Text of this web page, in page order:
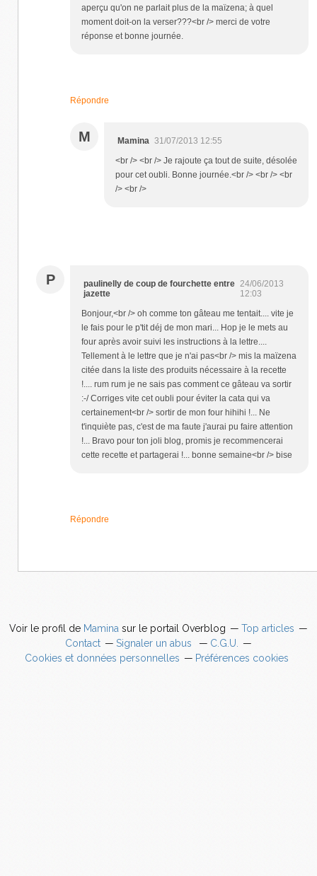
aperçu qu'on ne parlait plus de la maïzena; à quel
moment doit-on la verser???<br /> merci de votre
réponse et bonne journée.
Répondre
M Mamina 31/07/2013 12:55
<br /> <br /> Je rajoute ça tout de suite, désolée
pour cet oubli. Bonne journée.<br /> <br /> <br
/> <br />
P
paulinelly de coup de fourchette entre
jazette
24/06/2013
12:03
Bonjour,<br /> oh comme ton gâteau me tentait.... vite je
le fais pour le p'tit déj de mon mari... Hop je le mets au
four après avoir suivi les instructions à la lettre....
Tellement à le lettre que je n'ai pas<br /> mis la maïzena
citée dans la liste des produits nécessaire à la recette
!.... rum rum je ne sais pas comment ce gâteau va sortir
:-/ Corriges vite cet oubli pour éviter la cata qui va
certainement<br /> sortir de mon four hihihi !... Ne
t'inquiète pas, c'est de ma faute j'aurai pu faire attention
!... Bravo pour ton joli blog, promis je recommencerai
cette recette et partagerai !... bonne semaine<br /> bise
Répondre
Voir le profil de Mamina sur le portail Overblog
Top articles
Contact
Signaler un abus
C.G.U.
Cookies et données personnelles
Préférences cookies